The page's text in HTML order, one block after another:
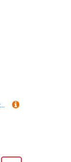
Schermaschine Wahl 1400 - Schermaschine inkl. Scherkopf